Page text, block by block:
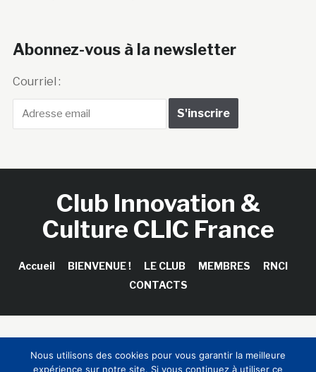
Abonnez-vous à la newsletter
Courriel :
Club Innovation &
Culture CLIC France
Accueil BIENVENUE ! LE CLUB MEMBRES
RNCI
CONTACTS
Sinapses Conseils
Nous utilisons des cookies pour vous garantir la meilleure
expérience sur notre site. Si vous continuez à utiliser ce